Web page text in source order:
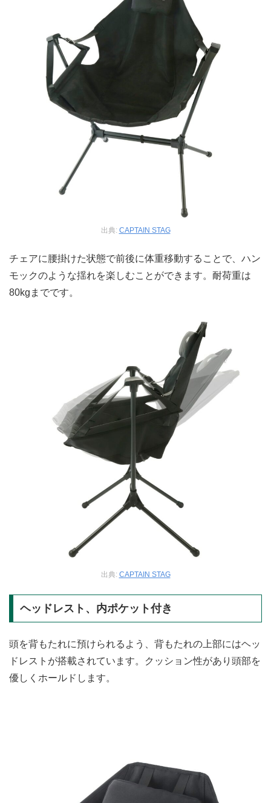
出典: CAPTAIN STAG
チェアに腰掛けた状態で前後に体重移動することで、ハン
モックのような揺れを楽しむことができます。耐荷重は
80kgまでです。
出典: CAPTAIN STAG
ヘッドレスト、内ポケット付き
頭を背もたれに預けられるよう、背もたれの上部にはヘッ
ドレストが搭載されています。クッション性があり頭部を
優しくホールドします。